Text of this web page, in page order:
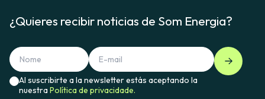
¿Quieres recibir noticias de Som Energia?
Al suscribirte a la newsletter estás aceptando la
nuestraPolítica de privacidade.